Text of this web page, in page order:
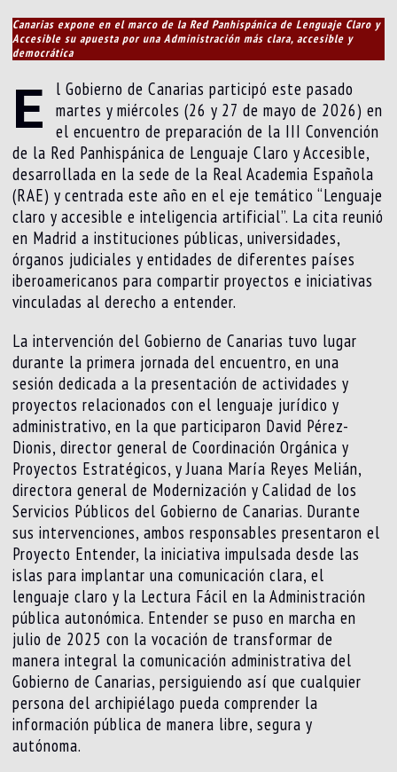
Canarias expone en el marco de la Red Panhispánica de Lenguaje Claro y
Accesible su apuesta por una Administración más clara, accesible y
democrática
E
l Gobierno de Canarias participó este pasado
martes y miércoles (26 y 27 de mayo de 2026) en
el encuentro de preparación de la III Convención
de la Red Panhispánica de Lenguaje Claro y Accesible,
desarrollada en la sede de la Real Academia Española
(RAE) y centrada este año en el eje temático “Lenguaje
claro y accesible e inteligencia artificial”. La cita reunió
en Madrid a instituciones públicas, universidades,
órganos judiciales y entidades de diferentes países
iberoamericanos para compartir proyectos e iniciativas
vinculadas al derecho a entender.
La intervención del Gobierno de Canarias tuvo lugar
durante la primera jornada del encuentro, en una
sesión dedicada a la presentación de actividades y
proyectos relacionados con el lenguaje jurídico y
administrativo, en la que participaron David Pérez-
Dionis, director general de Coordinación Orgánica y
Proyectos Estratégicos, y Juana María Reyes Melián,
directora general de Modernización y Calidad de los
Servicios Públicos del Gobierno de Canarias. Durante
sus intervenciones, ambos responsables presentaron el
Proyecto Entender, la iniciativa impulsada desde las
islas para implantar una comunicación clara, el
lenguaje claro y la Lectura Fácil en la Administración
pública autonómica. Entender se puso en marcha en
julio de 2025 con la vocación de transformar de
manera integral la comunicación administrativa del
Gobierno de Canarias, persiguiendo así que cualquier
persona del archipiélago pueda comprender la
información pública de manera libre, segura y
autónoma.